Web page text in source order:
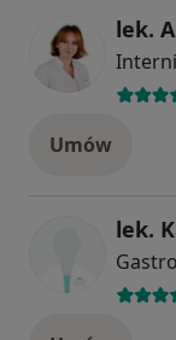
lek.
Umów
lek.